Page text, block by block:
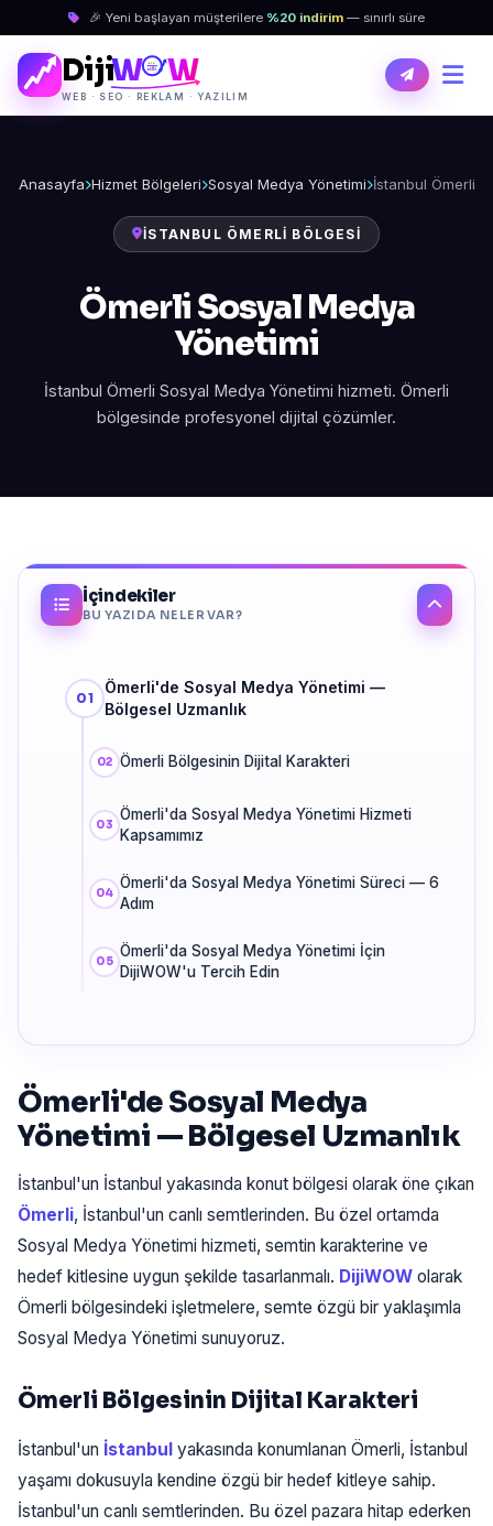
🎉 Yeni başlayan müşterilere %20 indirim — sınırlı süre
DijiW W
WEB · SEO · REKLAM · YAZILIM
Anasayfa Hizmet Bölgeleri Sosyal Medya Yönetimi İstanbul Ömerli
İSTANBUL ÖMERLI BÖLGESI
Ömerli Sosyal Medya
Yönetimi
İstanbul Ömerli Sosyal Medya Yönetimi hizmeti. Ömerli
bölgesinde profesyonel dijital çözümler.
İçindekiler
BU YAZIDA NELER VAR?
Ömerli'de Sosyal Medya Yönetimi —
Bölgesel Uzmanlık
Ömerli Bölgesinin Dijital Karakteri
Ömerli'da Sosyal Medya Yönetimi Hizmeti
Kapsamımız
Ömerli'da Sosyal Medya Yönetimi Süreci — 6
Adım
Ömerli'da Sosyal Medya Yönetimi İçin
DijiWOW'u Tercih Edin
Ömerli'de Sosyal Medya
Yönetimi — Bölgesel Uzmanlık
İstanbul'un İstanbul yakasında konut bölgesi olarak öne çıkan
Ömerli, İstanbul'un canlı semtlerinden. Bu özel ortamda
Sosyal Medya Yönetimi hizmeti, semtin karakterine ve
hedef kitlesine uygun şekilde tasarlanmalı. DijiWOW olarak
Ömerli bölgesindeki işletmelere, semte özgü bir yaklaşımla
Sosyal Medya Yönetimi sunuyoruz.
Ömerli Bölgesinin Dijital Karakteri
İstanbul'un İstanbul yakasında konumlanan Ömerli, İstanbul
yaşamı dokusuyla kendine özgü bir hedef kitleye sahip.
İstanbul'un canlı semtlerinden. Bu özel pazara hitap ederken